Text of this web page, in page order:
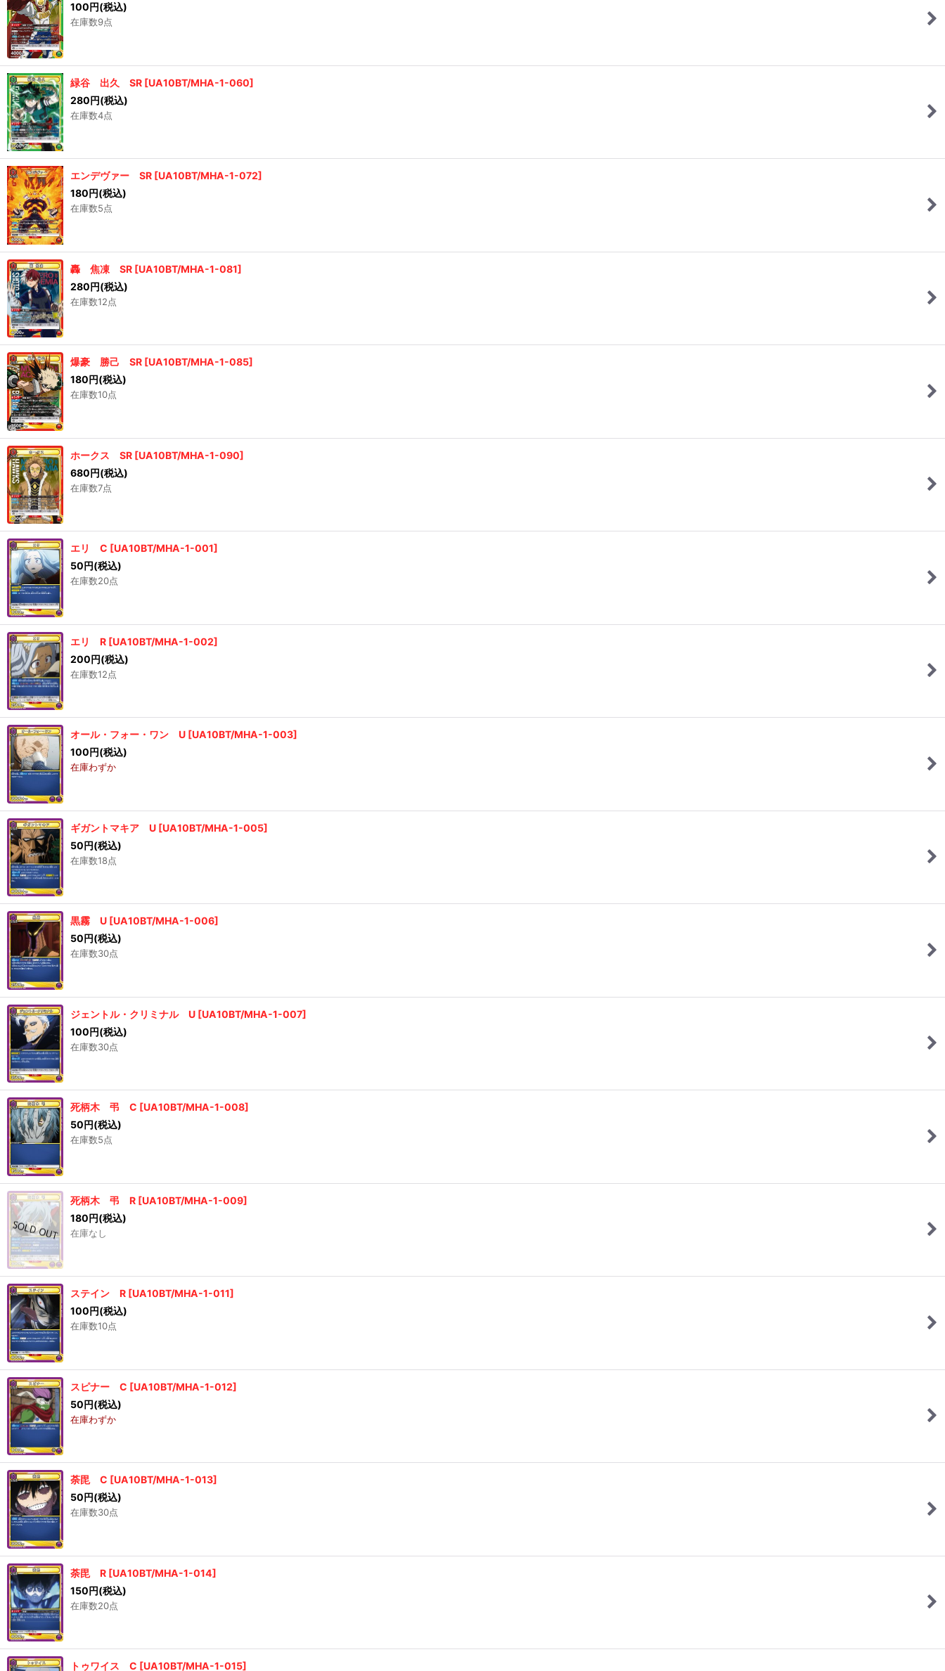
100円(税込)
在庫数9点
緑谷 出久 SR [UA10BT/MHA-1-060]
280円(税込)
在庫数4点
エンデヴァー SR [UA10BT/MHA-1-072]
180円(税込)
在庫数5点
轟 焦凍 SR [UA10BT/MHA-1-081]
280円(税込)
在庫数12点
爆豪 勝己 SR [UA10BT/MHA-1-085]
180円(税込)
在庫数10点
ホークス SR [UA10BT/MHA-1-090]
680円(税込)
在庫数7点
エリ C [UA10BT/MHA-1-001]
50円(税込)
在庫数20点
エリ R [UA10BT/MHA-1-002]
200円(税込)
在庫数12点
オール・フォー・ワン U [UA10BT/MHA-1-003]
100円(税込)
在庫わずか
ギガントマキア U [UA10BT/MHA-1-005]
50円(税込)
在庫数18点
黒霧 U [UA10BT/MHA-1-006]
50円(税込)
在庫数30点
ジェントル・クリミナル U [UA10BT/MHA-1-007]
100円(税込)
在庫数30点
死柄木 弔 C [UA10BT/MHA-1-008]
50円(税込)
在庫数5点
死柄木 弔 R [UA10BT/MHA-1-009]
180円(税込)
在庫なし
ステイン R [UA10BT/MHA-1-011]
100円(税込)
在庫数10点
スピナー C [UA10BT/MHA-1-012]
50円(税込)
在庫わずか
荼毘 C [UA10BT/MHA-1-013]
50円(税込)
在庫数30点
荼毘 R [UA10BT/MHA-1-014]
150円(税込)
在庫数20点
トゥワイス C [UA10BT/MHA-1-015]